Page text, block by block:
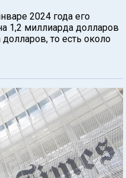
2024 года его
1,2 миллиарда долларов
то есть около